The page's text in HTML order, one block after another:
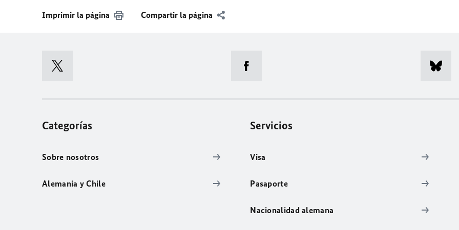
Imprimir la página Compartir la página
Categorías
Sobre nosotros
Alemania y Chile
Servicios
Visa
Pasaporte
Nacionalidad alemana